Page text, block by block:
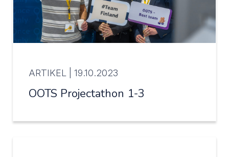
ARTIKEL | 19.10.2023
OOTS Projectathon 1-3